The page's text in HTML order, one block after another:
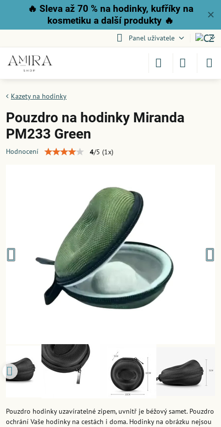
✕
🔥 Sleva až 70 % na hodinky, kufříky na
kosmetiku a další produkty 🔥
Panel uživatele
Kazety na hodinky
Pouzdro na hodinky Miranda
PM233 Green
Hodnocení 4/5 (1x)
Pouzdro hodinky uzavíratelné zipem, uvnitř je béžový samet. Pouzdro
ochrání Vaše hodinky na cestách i doma. Hodinky na obrázku nejsou